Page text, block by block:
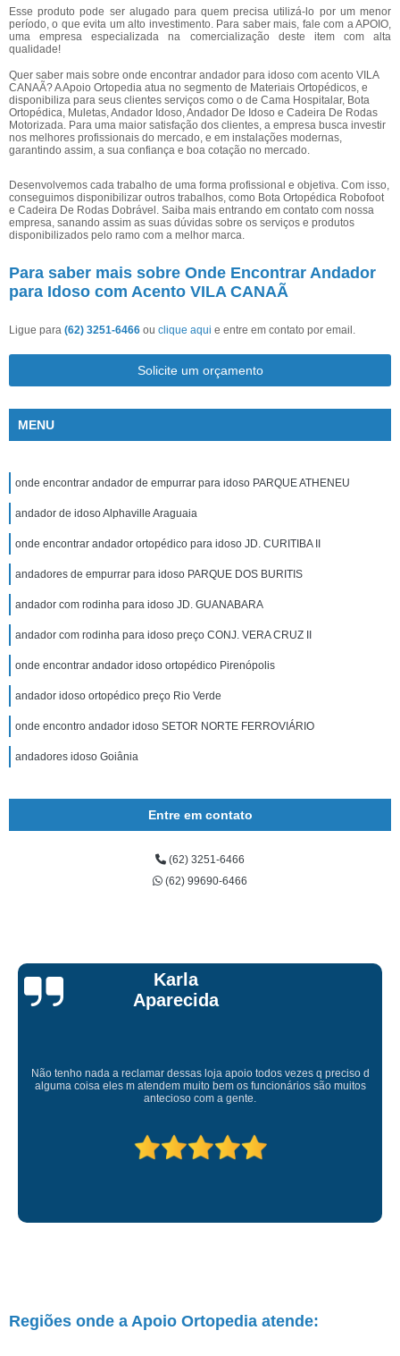
Esse produto pode ser alugado para quem precisa utilizá-lo por um menor
período, o que evita um alto investimento. Para saber mais, fale com a APOIO,
uma empresa especializada na comercialização deste item com alta
qualidade!
Quer saber mais sobre onde encontrar andador para idoso com acento VILA
CANAÃ? A Apoio Ortopedia atua no segmento de Materiais Ortopédicos, e
disponibiliza para seus clientes serviços como o de Cama Hospitalar, Bota
Ortopédica, Muletas, Andador Idoso, Andador De Idoso e Cadeira De Rodas
Motorizada. Para uma maior satisfação dos clientes, a empresa busca investir
nos melhores profissionais do mercado, e em instalações modernas,
garantindo assim, a sua confiança e boa cotação no mercado.
Desenvolvemos cada trabalho de uma forma profissional e objetiva. Com isso,
conseguimos disponibilizar outros trabalhos, como Bota Ortopédica Robofoot
e Cadeira De Rodas Dobrável. Saiba mais entrando em contato com nossa
empresa, sanando assim as suas dúvidas sobre os serviços e produtos
disponibilizados pelo ramo com a melhor marca.
Para saber mais sobre Onde Encontrar Andador
para Idoso com Acento VILA CANAÃ
Ligue para (62) 3251-6466 ou clique aqui e entre em contato por email.
Solicite um orçamento
MENU
onde encontrar andador de empurrar para idoso PARQUE ATHENEU
andador de idoso Alphaville Araguaia
onde encontrar andador ortopédico para idoso JD. CURITIBA II
andadores de empurrar para idoso PARQUE DOS BURITIS
andador com rodinha para idoso JD. GUANABARA
andador com rodinha para idoso preço CONJ. VERA CRUZ II
onde encontrar andador idoso ortopédico Pirenópolis
andador idoso ortopédico preço Rio Verde
onde encontro andador idoso SETOR NORTE FERROVIÁRIO
andadores idoso Goiânia
Entre em contato
(62) 3251-6466
(62) 99690-6466
Talita Scarpini
Atendimento de primeira! Sempre muito atenciosos com a gente, Silvete tá
de parabéns pelo atendimento.
Regiões onde a Apoio Ortopedia atende: